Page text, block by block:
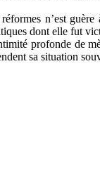
n’est guère
dont elle fut
profonde de
sa situation